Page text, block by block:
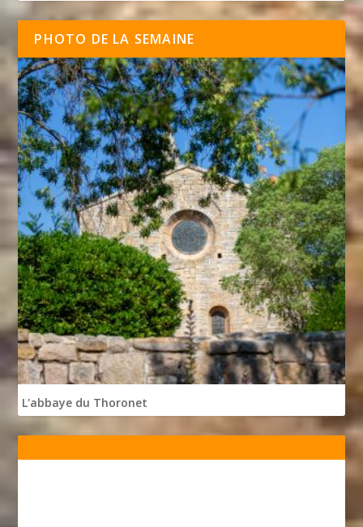
PHOTO DE LA SEMAINE
L'abbaye du Thoronet